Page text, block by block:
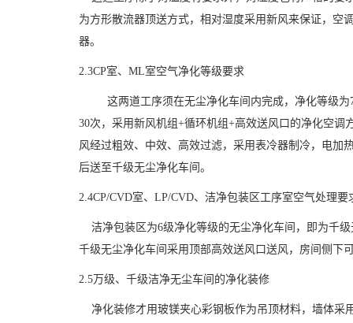
为方形散流器顶送方式，相对湿度采用新风来保证，空
器。
2.3CP室、 ML室空气净化等级要求
这两道工序须在无尘净化车间内完成，净化等级为
30次，采用新风机组+循环机组+高效送风口的净化空调
风经过粗效、中效、高效过滤，采用表冷器制冷，电加
后送至千级无尘净化车间。
2.4CP/CVD室、 LP/CVD、洁净包装区工序室空气处理要
洁净包装区为6级净化等级的无尘净化车间，即为千
千级无尘净化车间采用顶部高效送风口送风，房间侧下
2.5万级、千级洁净无尘车间的净化装修
净化装修才用玻镁夹心彩钢板作为吊顶材料，墙体采